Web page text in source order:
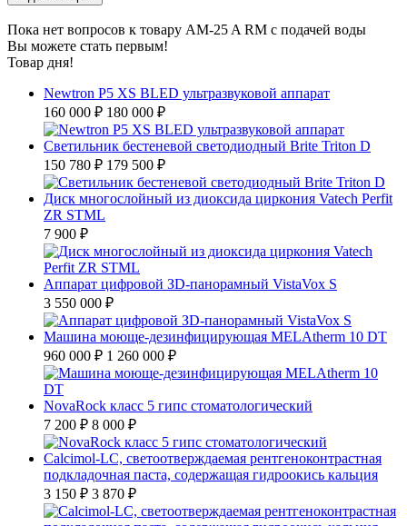
Пока нет вопросов к товару АM-25 A RM с подачей воды
Вы можете стать первым!
Товар дня!
Newtron P5 XS BLED ультразвуковой аппарат
160 000 ₽ 180 000 ₽
Светильник бестеневой светодиодный Brite Triton D
150 780 ₽ 179 500 ₽
Диск многослойный из диоксида циркония Vatech Perfit
ZR STML
7 900 ₽
Аппарат цифровой ЗD-панорамный VistaVox S
3 550 000 ₽
Машина моюще-дезинфицирующая MELAtherm 10 DT
960 000 ₽ 1 260 000 ₽
NovaRock класс 5 гипс стоматологический
7 200 ₽ 8 000 ₽
Calcimol-LC, светоотверждаемая рентгеноконтрастная
подкладочная паста, содержащая гидроокись кальция
3 150 ₽ 3 870 ₽